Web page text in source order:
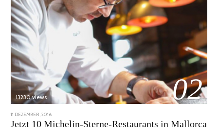
02
13230 views
POSTED
ON
11 DEZEMBER, 2016
JUNI,
2020
Jetzt 10 Michelin-Sterne-Restaurants in Mallorca